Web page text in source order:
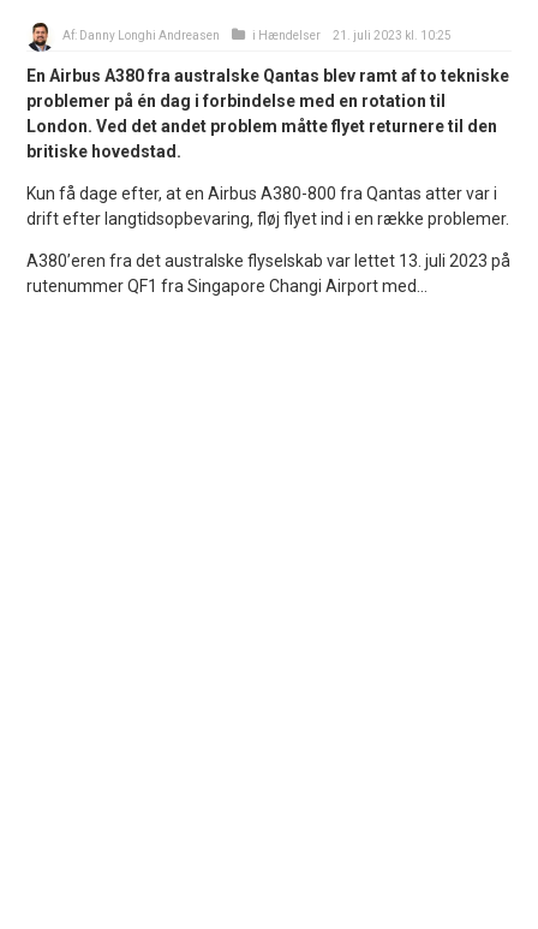
Af: Danny Longhi Andreasen i Hændelser 21. juli 2023 kl. 10:25
En Airbus A380 fra australske Qantas blev ramt af to tekniske
problemer på én dag i forbindelse med en rotation til
London. Ved det andet problem måtte flyet returnere til den
britiske hovedstad.
Kun få dage efter, at en Airbus A380-800 fra Qantas atter var i
drift efter langtidsopbevaring, fløj flyet ind i en række problemer.
A380’eren fra det australske flyselskab var lettet 13. juli 2023 på
rutenummer QF1 fra Singapore Changi Airport med...